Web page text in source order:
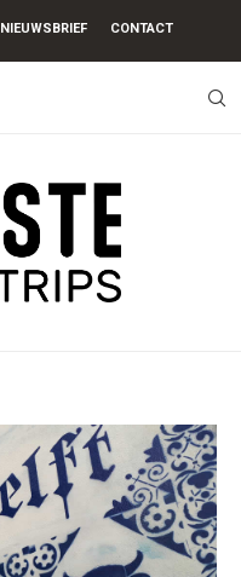
NIEUWSBRIEF CONTACT